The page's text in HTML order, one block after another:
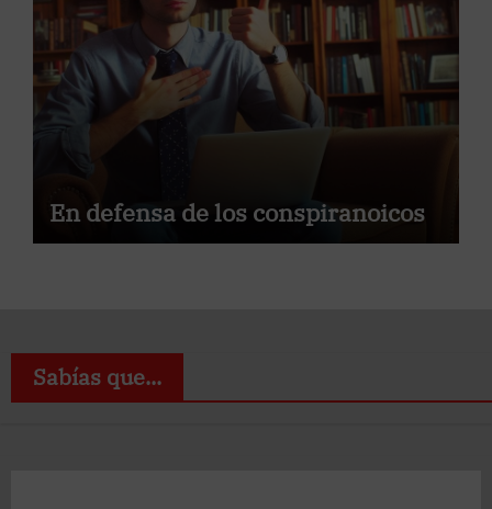
En defensa de los conspiranoicos
Sabías que...